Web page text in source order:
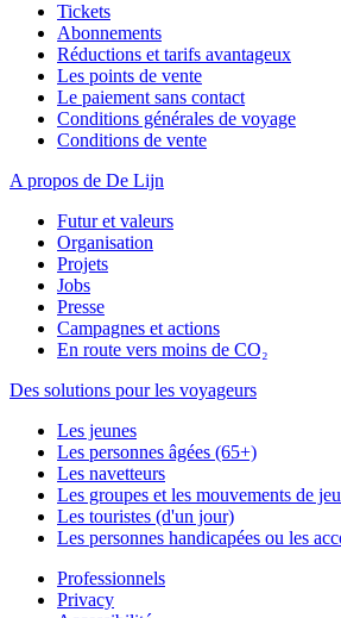
Tickets
Abonnements
Réductions et tarifs avantageux
Les points de vente
Le paiement sans contact
Conditions générales de voyage
Conditions de vente
A propos de De Lijn
Futur et valeurs
Organisation
Projets
Jobs
Presse
Campagnes et actions
En route vers moins de CO₂
Des solutions pour les voyageurs
Les jeunes
Les personnes âgées (65+)
Les navetteurs
Les groupes et les mouvements de
Les touristes (d'un jour)
Les personnes handicapées ou les
Professionnels
Privacy